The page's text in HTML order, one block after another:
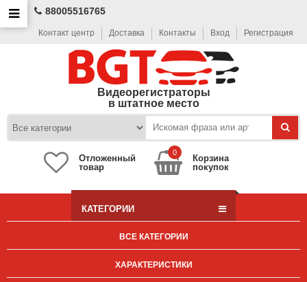
88005516765
Контакт центр Доставка Контакты Вход Регистрация
Видеорегистраторы
в штатное место
Отложенный
товар
0
Корзина
покупок
КАТЕГОРИИ
ВСЕ КАТЕГОРИИ
ХАРАКТЕРИСТИКИ